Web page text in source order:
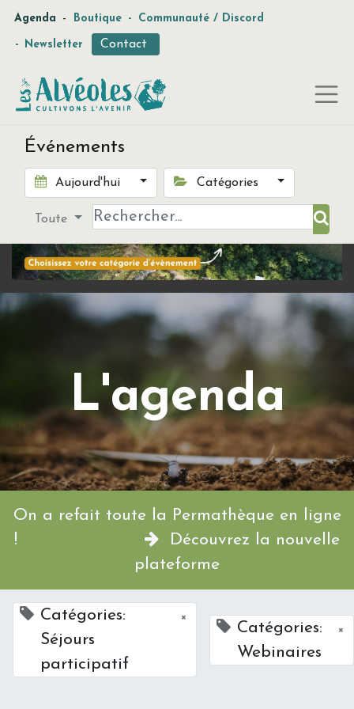
Agenda - Boutique - Communauté / Discord
- Newsletter Contact
Événements
Aujourd'hui Catégories
Toute
L'agenda
On a refait toute la Permathèque en ligne
!
Découvrez la nouvelle
plateforme
Catégories:
Séjours
participatif
×
Catégories:
Webinaires
×